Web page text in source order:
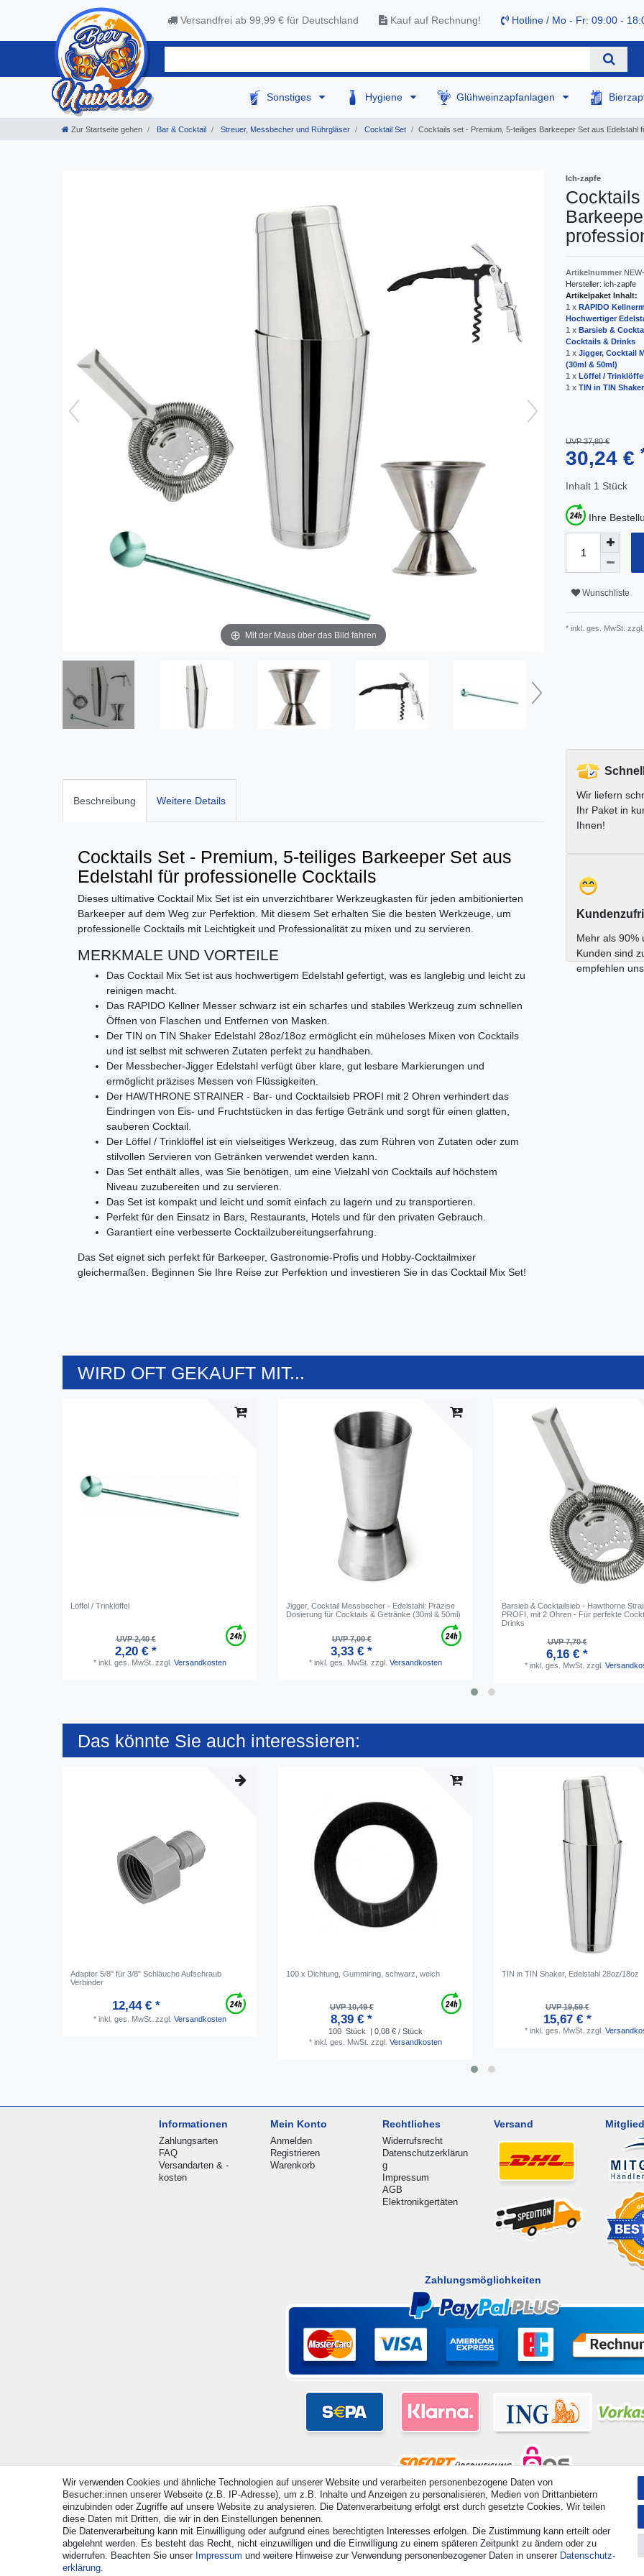
Versandfrei ab 99,99 € für Deutschland Kauf auf Rechnung! Hotline / Mo - Fr: 09:00 -
Sonstiges Hygiene Glühweinzapfanlagen
Zur Startseite gehen Bar & Cocktail Streuer, Messbecher und Rührgläser Cocktail Set Cocktails set - Premium, 5-teiliges Barkeeper Set aus Edelstahl
Mit der Maus über das Bild fahren
Ich-zapfe
Artikelnummer
Hersteller: ich-zapfe
Artikelpaket Inhalt:
1 x RAPIDO
Hochwertiger
1 x Barsieb &
Cocktails & Drinks
1 x Jigger, Cocktail
(30ml & 50ml)
1 x Löffel / Trinklöffel
1 x TIN in TIN
UVP 37,80 €
30,24 €
Inhalt 1 Stück
Ihre
Wunschliste
* inkl. ges. MwSt. zzgl.
Beschreibung Weitere Details
Cocktails Set - Premium, 5-teiliges Barkeeper Set aus
Edelstahl für professionelle Cocktails
Dieses ultimative Cocktail Mix Set ist ein unverzichtbarer Werkzeugkasten für jeden ambitionierten
Barkeeper auf dem Weg zur Perfektion. Mit diesem Set erhalten Sie die besten Werkzeuge, um
professionelle Cocktails mit Leichtigkeit und Professionalität zu mixen und zu servieren.
MERKMALE UND VORTEILE
Das Cocktail Mix Set ist aus hochwertigem Edelstahl gefertigt, was es langlebig und leicht zu
reinigen macht.
Das RAPIDO Kellner Messer schwarz ist ein scharfes und stabiles Werkzeug zum schnellen
Öffnen von Flaschen und Entfernen von Masken.
Der TIN on TIN Shaker Edelstahl 28oz/18oz ermöglicht ein müheloses Mixen von Cocktails
und ist selbst mit schweren Zutaten perfekt zu handhaben.
Der Messbecher-Jigger Edelstahl verfügt über klare, gut lesbare Markierungen und
ermöglicht präzises Messen von Flüssigkeiten.
Der HAWTHRONE STRAINER - Bar- und Cocktailsieb PROFI mit 2 Ohren verhindert das
Eindringen von Eis- und Fruchtstücken in das fertige Getränk und sorgt für einen glatten,
sauberen Cocktail.
Der Löffel / Trinklöffel ist ein vielseitiges Werkzeug, das zum Rühren von Zutaten oder zum
stilvollen Servieren von Getränken verwendet werden kann.
Das Set enthält alles, was Sie benötigen, um eine Vielzahl von Cocktails auf höchstem
Niveau zuzubereiten und zu servieren.
Das Set ist kompakt und leicht und somit einfach zu lagern und zu transportieren.
Perfekt für den Einsatz in Bars, Restaurants, Hotels und für den privaten Gebrauch.
Garantiert eine verbesserte Cocktailzubereitungserfahrung.
Das Set eignet sich perfekt für Barkeeper, Gastronomie-Profis und Hobby-Cocktailmixer
gleichermaßen. Beginnen Sie Ihre Reise zur Perfektion und investieren Sie in das Cocktail Mix Set!
Wir liefern
Ihr Paket in
Ihnen!
Mehr als 90%
Kunden sind
empfehlen
WIRD OFT GEKAUFT MIT...
Löffel / Trinklöffel
UVP 2,40 €
2,20 € *
* inkl. ges. MwSt. zzgl. Versandkosten
Jigger, Cocktail Messbecher - Edelstahl: Präzise
Dosierung für Cocktails & Getränke (30ml & 50ml)
UVP 7,00 €
3,33 € *
* inkl. ges. MwSt. zzgl. Versandkosten
Barsieb & Cocktailsieb - Hawthorne
PROFI, mit 2 Ohren - Für perfekte
Drinks
UVP 7,70 €
6,16 € *
* inkl. ges. MwSt. zzgl.
Das könnte Sie auch interessieren:
Adapter 5/8" für 3/8" Schläuche Aufschraub
Verbinder
12,44 € *
* inkl. ges. MwSt. zzgl. Versandkosten
100 x Dichtung, Gummiring, schwarz, weich
UVP 10,49 €
8,39 € *
100 Stück
| 0,08 € / Stück
* inkl. ges. MwSt. zzgl. Versandkosten
TIN in TIN Shaker, Edelstahl 28oz/18oz
UVP 19,59 €
15,67 € *
* inkl. ges. MwSt. zzgl.
Informationen
Zahlungsarten
FAQ
Versandarten & -
kosten
Mein Konto
Anmelden
Registrieren
Warenkorb
Rechtliches
Widerrufsrecht
Datenschutzerklärun
g
Impressum
AGB
Elektronikgertäten
Versand
Zahlungsmöglichkeiten
© Copyright 2026 | Alle Rechte vorbehalten. - Alle Rechte vorbehalten. Preisangaben inkl. gesetzl. 19% MwSt. | Grundpreise siehe Artikeldetail | *Gilt für
Vertrag widerrufen Kontakt
Wir verwenden Cookies und ähnliche Technologien auf unserer Website und verarbeiten personenbezogene Daten von
Besucher:innen unserer Webseite (z.B. IP-Adresse), um z.B. Inhalte und Anzeigen zu personalisieren, Medien von Drittanbietern
einzubinden oder Zugriffe auf unsere Website zu analysieren. Die Datenverarbeitung erfolgt erst durch gesetzte Cookies. Wir teilen
diese Daten mit Dritten, die wir in den Einstellungen benennen.
Die Datenverarbeitung kann mit Einwilligung oder aufgrund eines berechtigten Interesses erfolgen. Die Zustimmung kann erteilt oder
abgelehnt werden. Es besteht das Recht, nicht einzuwilligen und die Einwilligung zu einem späteren Zeitpunkt zu ändern oder zu
widerrufen. Beachten Sie unser Impressum und weitere Hinweise zur Verwendung personenbezogener Daten in unserer Daten­schutz­
erklärung.